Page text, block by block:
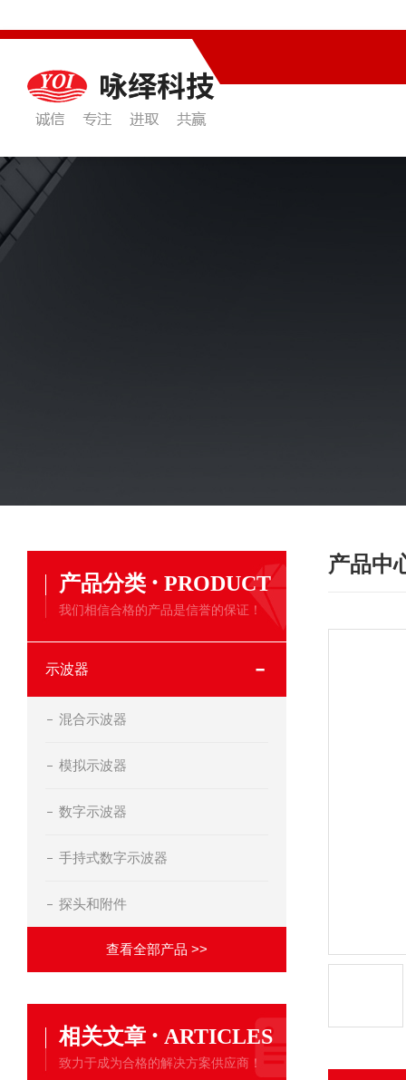
产品分类 · PRODUCT
我们相信合格的产品是信誉的保证！
示波器
混合示波器
模拟示波器
数字示波器
手持式数字示波器
探头和附件
查看全部产品 >>
相关文章 · ARTICLES
致力于成为合格的解决方案供应商！
产品中